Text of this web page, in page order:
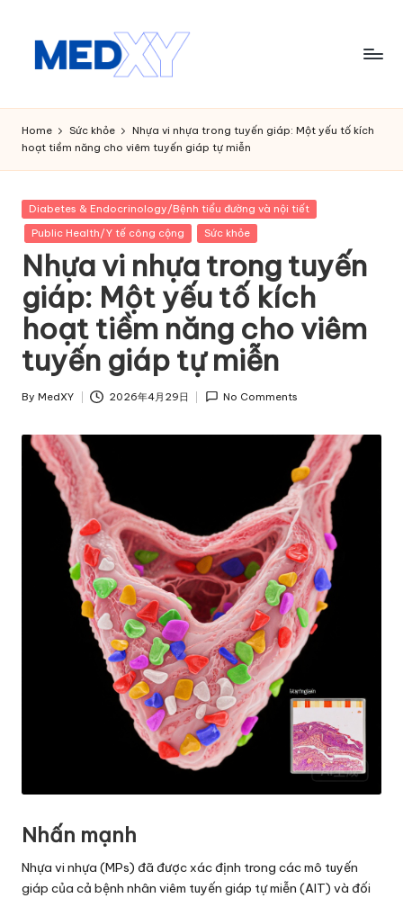
M
e
d
x
y
A
I
Home Sức khỏe
Nhựa vi nhựa trong tuyến giáp: Một yếu tố kích
hoạt tiềm năng cho viêm tuyến giáp tự miễn
Posted
in
Diabetes & Endocrinology/Bệnh tiểu đường và nội tiết
Public Health/Y tế công cộng
Sức khỏe
Nhựa vi nhựa trong tuyến
giáp: Một yếu tố kích
hoạt tiềm năng cho viêm
tuyến giáp tự miễn
Posted
By MedXY 2026年4月29日 No Comments
Nhấn mạnh
Nhựa vi nhựa (MPs) đã được xác định trong các mô tuyến
giáp của cả bệnh nhân viêm tuyến giáp tự miễn (AIT) và đối